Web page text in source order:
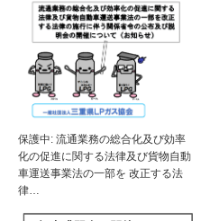
保護中: 流通業務の総合化及び効率
化の促進に関する法律及び貨物自動
車運送事業法の一部を 改正する法
律…